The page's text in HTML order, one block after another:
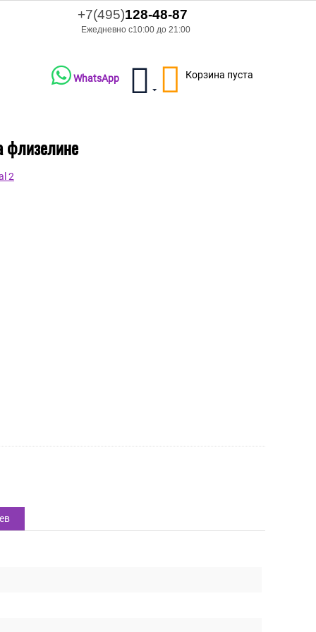
+7(495)128-48-87
Ежедневно с10:00 до 21:00
Корзина пуста
WhatsApp
флизелине
2